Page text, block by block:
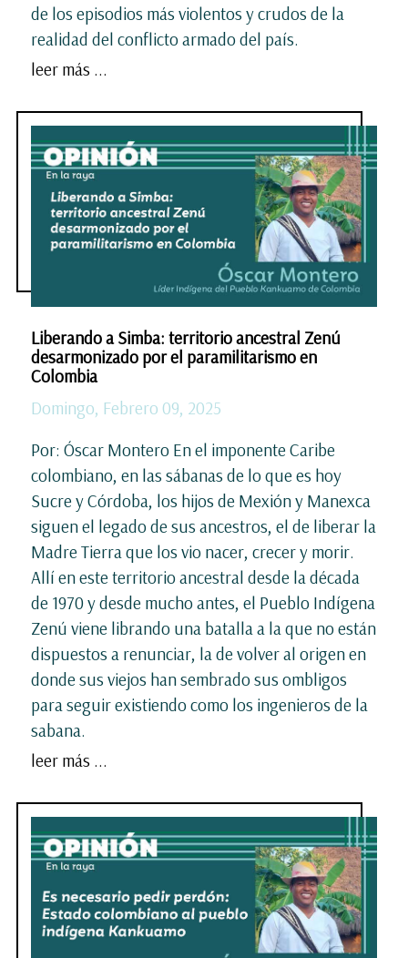
de los episodios más violentos y crudos de la
realidad del conflicto armado del país.
leer más ...
Liberando a Simba: territorio ancestral Zenú
desarmonizado por el paramilitarismo en
Colombia
Domingo, Febrero 09, 2025
Por: Óscar Montero En el imponente Caribe
colombiano, en las sábanas de lo que es hoy
Sucre y Córdoba, los hijos de Mexión y Manexca
siguen el legado de sus ancestros, el de liberar la
Madre Tierra que los vio nacer, crecer y morir.
Allí en este territorio ancestral desde la década
de 1970 y desde mucho antes, el Pueblo Indígena
Zenú viene librando una batalla a la que no están
dispuestos a renunciar, la de volver al origen en
donde sus viejos han sembrado sus ombligos
para seguir existiendo como los ingenieros de la
sabana.
leer más ...